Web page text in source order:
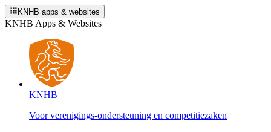
KNHB apps & websites
KNHB Apps & Websites
KNHB
Voor verenigings-ondersteuning en competitiezaken